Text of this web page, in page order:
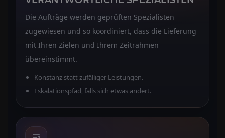
Die Aufträge werden geprüften Spezialisten
zugewiesen und so koordiniert, dass die Lieferung
mit Ihren Zielen und Ihrem Zeitrahmen
übereinstimmt.
Konstanz statt zufälliger Leistungen.
Eskalationspfad, falls sich etwas ändert.